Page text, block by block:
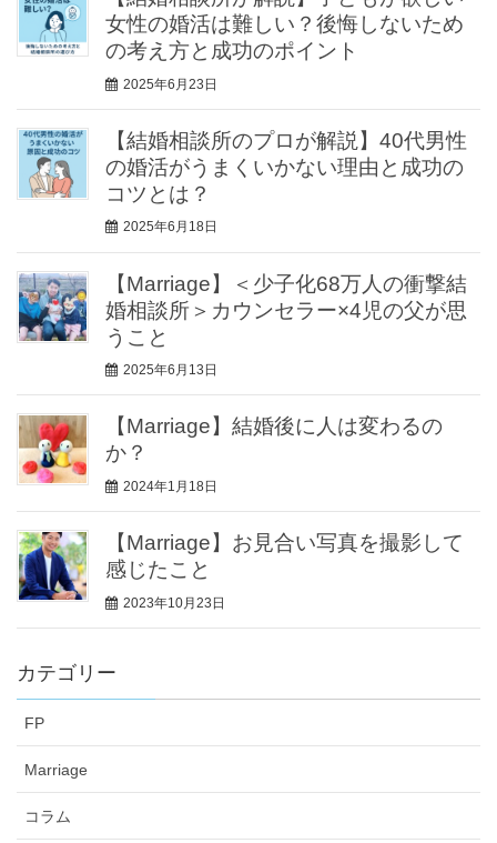
女性の婚活は難しい？後悔しないため
の考え方と成功のポイント
2025年6月23日
【結婚相談所のプロが解説】40代男性
の婚活がうまくいかない理由と成功の
コツとは？
2025年6月18日
【Marriage】＜少子化68万人の衝撃結
婚相談所＞カウンセラー×4児の父が思
うこと
2025年6月13日
【Marriage】結婚後に人は変わるの
か？
2024年1月18日
【Marriage】お見合い写真を撮影して
感じたこと
2023年10月23日
カテゴリー
FP
Marriage
コラム